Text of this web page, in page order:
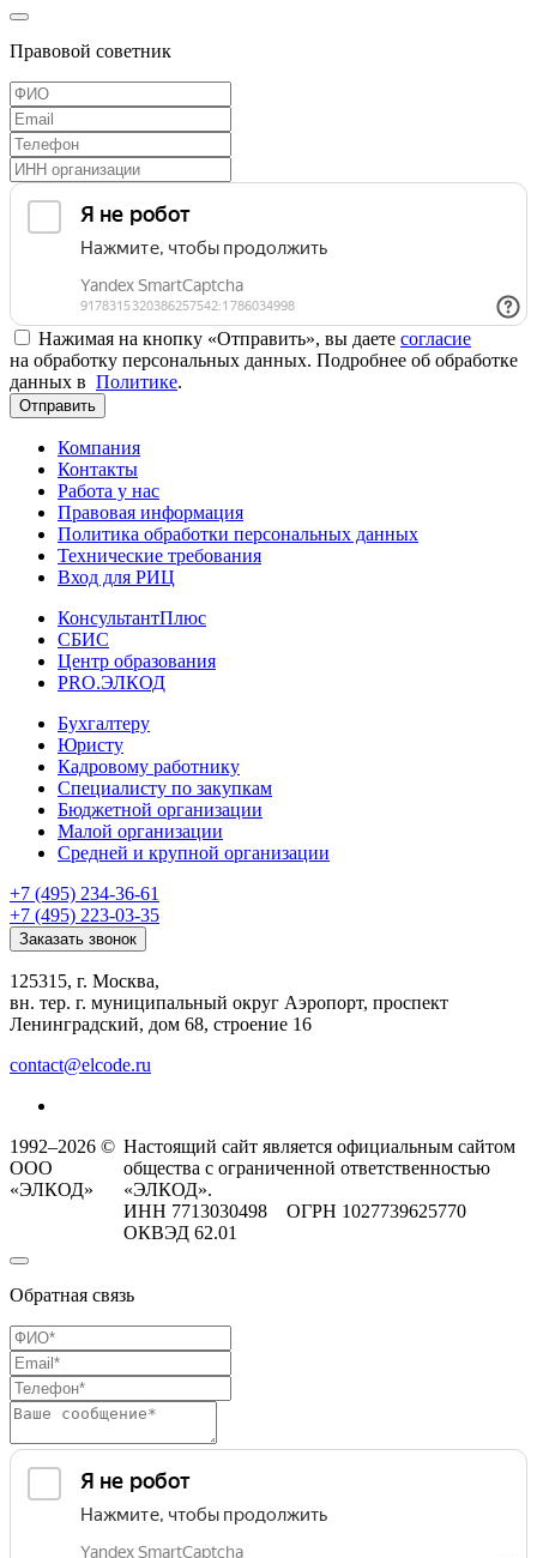
Правовой советник
Нажимая на кнопку «Отправить», вы даете согласие
на обработку персональных данных. Подробнее об обработке
данных в Политике.
Отправить
Компания
Контакты
Работа у нас
Правовая информация
Политика обработки персональных данных
Технические требования
Вход для РИЦ
КонсультантПлюс
СБИС
Центр образования
PRO.ЭЛКОД
Бухгалтеру
Юристу
Кадровому работнику
Специалисту по закупкам
Бюджетной организации
Малой организации
Средней и крупной организации
+7 (495) 234-36-61
+7 (495) 223-03-35
Заказать звонок
125315, г. Москва,
вн. тер. г. муниципальный округ Аэропорт, проспект
Ленинградский, дом 68, строение 16
contact@elcode.ru
1992–2026 ©
ООО
«ЭЛКОД»
Настоящий сайт является официальным сайтом
общества с ограниченной ответственностью
«ЭЛКОД».
ИНН 7713030498 ОГРН 1027739625770
ОКВЭД 62.01
Обратная связь